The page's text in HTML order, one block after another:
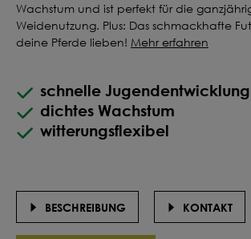
Wachstum und ist perfekt für die
Weidenutzung. Plus: Das schmackhafte
deine Pferde lieben! Mehr erfahren
schnelle Jugendentwicklung
dichtes Wachstum
witterungsflexibel
BESCHREIBUNG KONTAKT